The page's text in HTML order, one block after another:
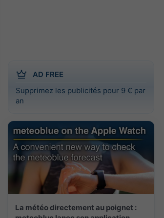
AD FREE
Supprimez les publicités pour 9 € par
an
La météo directement au poignet :